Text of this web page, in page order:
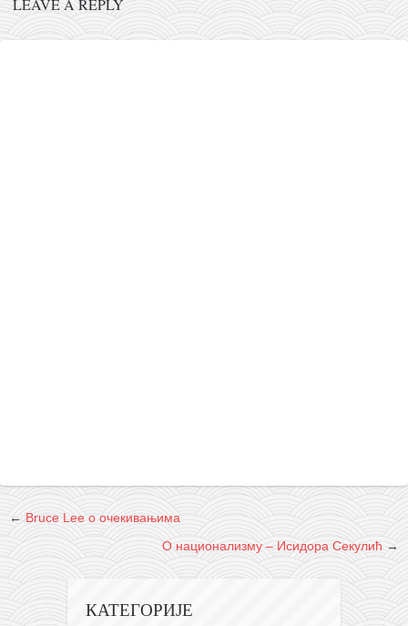
духовни отац
православље
наиханчи
кушанку
пасаи
кобудо
LEAVE A REPLY
← Bruce Lee о очекивањима
О национализму – Исидора Секулић →
КАТЕГОРИЈЕ